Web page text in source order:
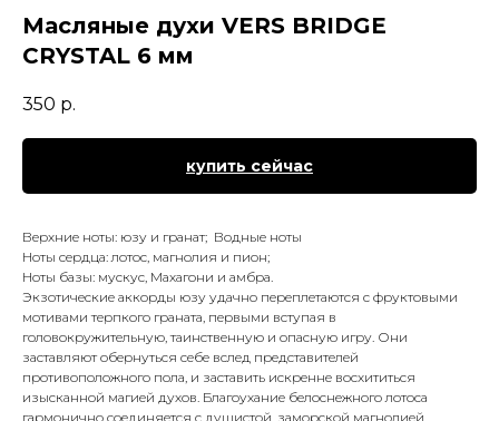
Масляные духи VERS BRIDGE
CRYSTAL 6 мм
350 р.
купить сейчас
Верхние ноты: юзу и гранат; Водные ноты
Ноты сердца: лотос, магнолия и пион;
Ноты базы: мускус, Махагони и амбра.
Экзотические аккорды юзу удачно переплетаются с фруктовыми
мотивами терпкого граната, первыми вступая в
головокружительную, таинственную и опасную игру. Они
заставляют обернуться себе вслед представителей
противоположного пола, и заставить искренне восхититься
изысканной магией духов. Благоухание белоснежного лотоса
гармонично соединяется с душистой, заморской магнолией,